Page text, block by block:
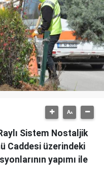
Sistem Nostaljik
Caddesi üzerindeki
yapımı ile